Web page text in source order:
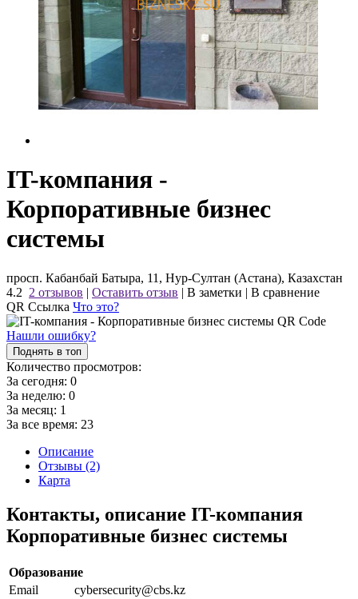
IT-компания -
Корпоративные бизнес
системы
просп. Кабанбай Батыра, 11, Нур-Султан (Астана), Казахстан
4.2 2 отзывов | Оставить отзыв | В заметки | В сравнение
QR Ссылка Что это?
Нашли ошибку?
Поднять в топ
Количество просмотров:
За сегодня: 0
За неделю: 0
За месяц: 1
За все время: 23
Описание
Отзывы (2)
Карта
Контакты, описание IT-компания
Корпоративные бизнес системы
Образование
Email
cybersecurity@cbs.kz